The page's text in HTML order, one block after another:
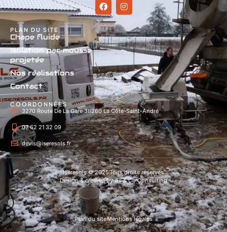
Chape fluide
Isolation par mousse
projetée
Nos réalisations
Contact
PLAN DU SITE
COORDONNÉES
3270 Route De La Gare 38260 La Côte-Saint-André
07 62 21 32 09
devis@iseresols.fr
Iseresols © 2025Tous droits réservés
Design & created by As & Co Consulting
Plan du siteMentions légales